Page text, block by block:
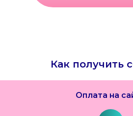
Как получить
Оплата на